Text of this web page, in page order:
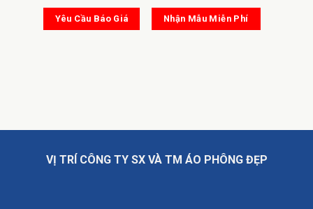
Yêu Cầu Báo Giá Nhận Mẫu Miễn Phí
VỊ TRÍ CÔNG TY SX VÀ TM ÁO PHÔNG ĐẸP